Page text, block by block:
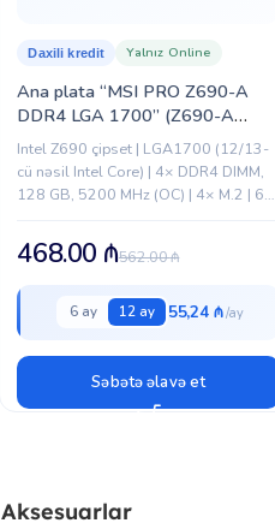
Ana plata “MSI PRO Z690-A
DDR4 LGA 1700” (Z690-A
DDR4)
Daxili kredit Yalnız Online
Intel Z690 çipset | LGA1700 (12/13-
cü nəsil Intel Core) | 4× DDR4 DIMM,
128 GB, 5200 MHz (OC) | 4× M.2 | 6×
562.00₼
468.00 ₼
6 ay 12 ay 55,24 ₼
Səbətə əlavə et
Aksesuarlar